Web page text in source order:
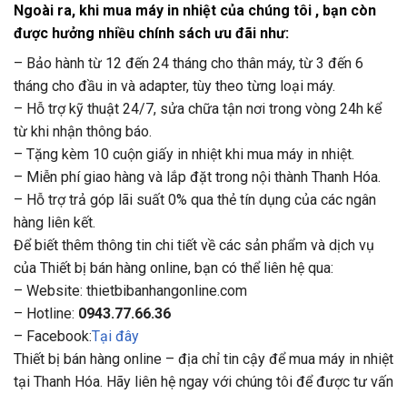
Ngoài ra, khi mua máy in nhiệt của chúng tôi , bạn còn
được hưởng nhiều chính sách ưu đãi như:
– Bảo hành từ 12 đến 24 tháng cho thân máy, từ 3 đến 6
tháng cho đầu in và adapter, tùy theo từng loại máy.
– Hỗ trợ kỹ thuật 24/7, sửa chữa tận nơi trong vòng 24h kể
từ khi nhận thông báo.
– Tặng kèm 10 cuộn giấy in nhiệt khi mua máy in nhiệt.
– Miễn phí giao hàng và lắp đặt trong nội thành Thanh Hóa.
– Hỗ trợ trả góp lãi suất 0% qua thẻ tín dụng của các ngân
hàng liên kết.
Để biết thêm thông tin chi tiết về các sản phẩm và dịch vụ
của Thiết bị bán hàng online, bạn có thể liên hệ qua:
– Website: thietbibanhangonline.com
– Hotline: 0943.77.66.36
– Facebook:Tại đây
Thiết bị bán hàng online – địa chỉ tin cậy để mua máy in nhiệt
tại Thanh Hóa. Hãy liên hệ ngay với chúng tôi để được tư vấn